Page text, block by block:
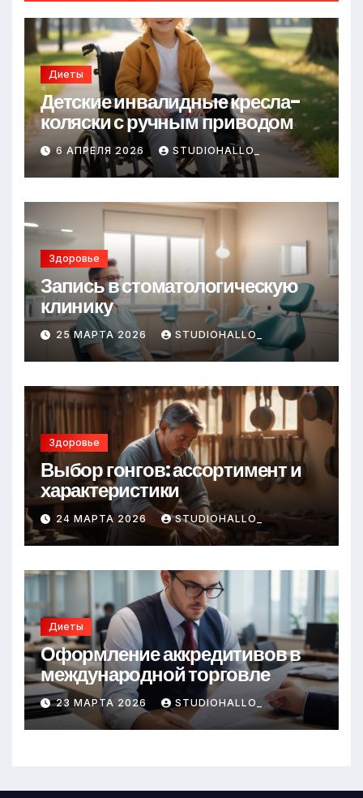
Диеты
Детские инвалидные кресла-
коляски с ручным приводом
6 АПРЕЛЯ 2026 STUDIOHALLO_
Здоровье
Запись в стоматологическую
клинику
25 МАРТА 2026 STUDIOHALLO_
Здоровье
Выбор гонгов: ассортимент и
характеристики
24 МАРТА 2026 STUDIOHALLO_
Диеты
Оформление аккредитивов в
международной торговле
23 МАРТА 2026 STUDIOHALLO_